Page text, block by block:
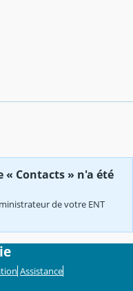
Contacts » n'a été
de votre ENT
Assistance